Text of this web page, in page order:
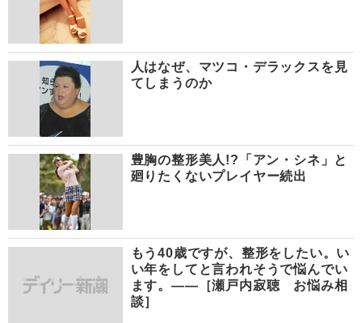
人はなぜ、マツコ・デラックスを見
てしまうのか
豊胸の整形美人!?「アン・シネ」と
廻りたくないプレイヤー続出
もう40歳ですが、整形をしたい。い
い年をしてと言われそうで悩んでい
ます。――［瀬戸内寂聴 お悩み相
談］